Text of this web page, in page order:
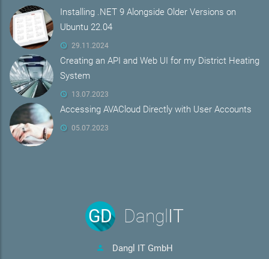
Installing .NET 9 Alongside Older Versions on
Ubuntu 22.04
29.11.2024
Creating an API and Web UI for my District Heating
System
13.07.2023
Accessing AVACloud Directly with User Accounts
05.07.2023
GD Dangl IT
Dangl IT GmbH